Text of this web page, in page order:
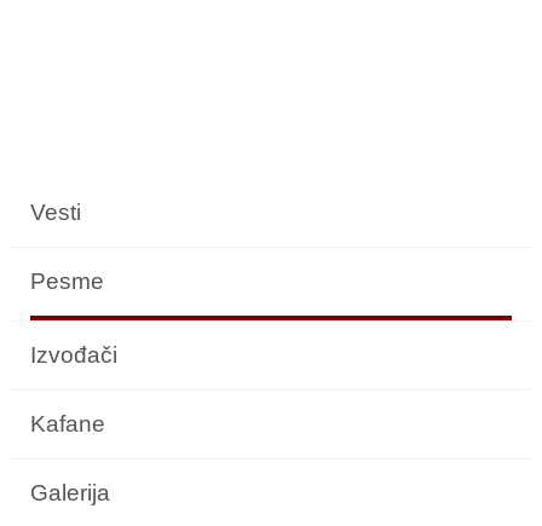
Vesti
Pesme
Izvođači
Kafane
Galerija